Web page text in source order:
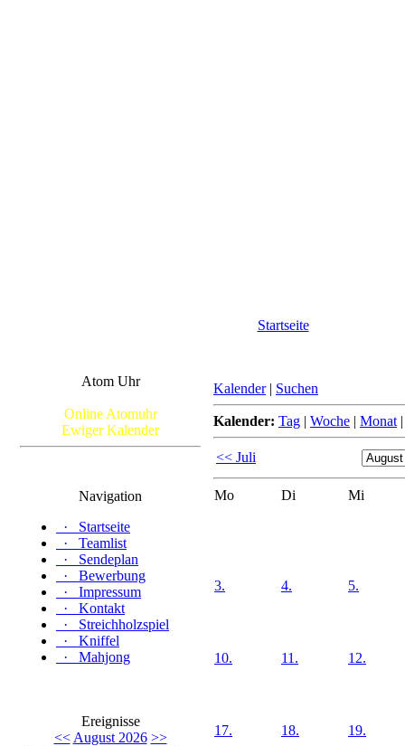
Startseite
Atom Uhr
Online Atomuhr
Ewiger Kalender
Navigation
·
Startseite
·
Teamlist
·
Sendeplan
·
Bewerbung
·
Impressum
·
Kontakt
·
Streichholzspiel
·
Kniffel
·
Mahjong
Ereignisse
<< August 2026 >>
Kalender | Suchen
Kalender: Tag | Woche | Monat
<< Juli
Mo Di Mi
3. 4. 5.
10. 11. 12.
17. 18. 19.